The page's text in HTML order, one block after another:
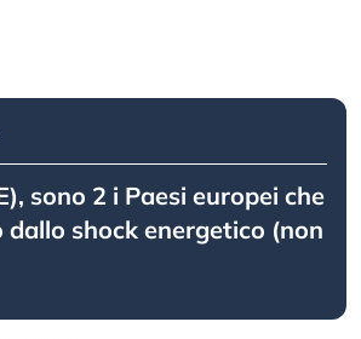
sono 2 i Paesi europei che
dallo shock energetico (non